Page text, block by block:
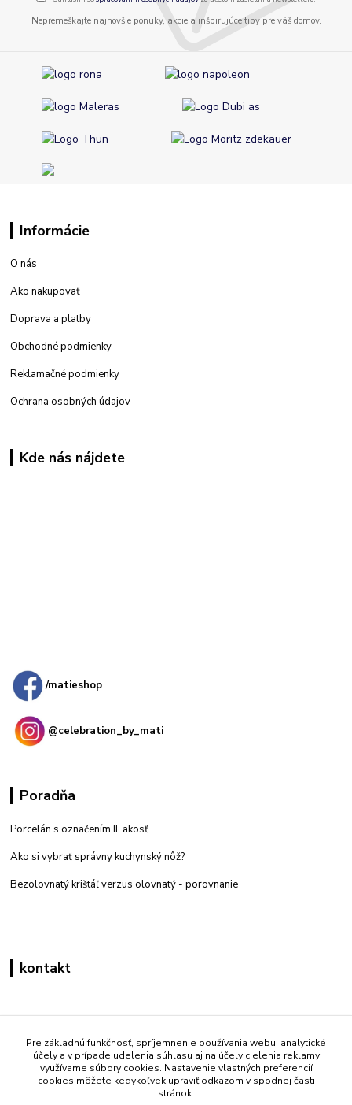
Nepremeškajte najnovšie ponuky, akcie a inšpirujúce tipy pre váš domov.
Informácie
O nás
Ako nakupovať
Doprava a platby
Obchodné podmienky
Reklamačné podmienky
Ochrana osobných údajov
Kde nás nájdete
/matieshop
@celebration_by_mati
Poradňa
Porcelán s označením II. akosť
Ako si vybrať správny kuchynský nôž?
Bezolovnatý krištáľ verzus olovnatý - porovnanie
kontakt
+421 908 861 051
(Po - Pia 7:30-15:30)
info@mati.sk
Pre základnú funkčnosť, spríjemnenie používania webu, analytické
účely a v prípade udelenia súhlasu aj na účely cielenia reklamy
využívame súbory cookies. Nastavenie vlastných preferencií
cookies môžete kedykoľvek upraviť odkazom v spodnej časti
stránok.